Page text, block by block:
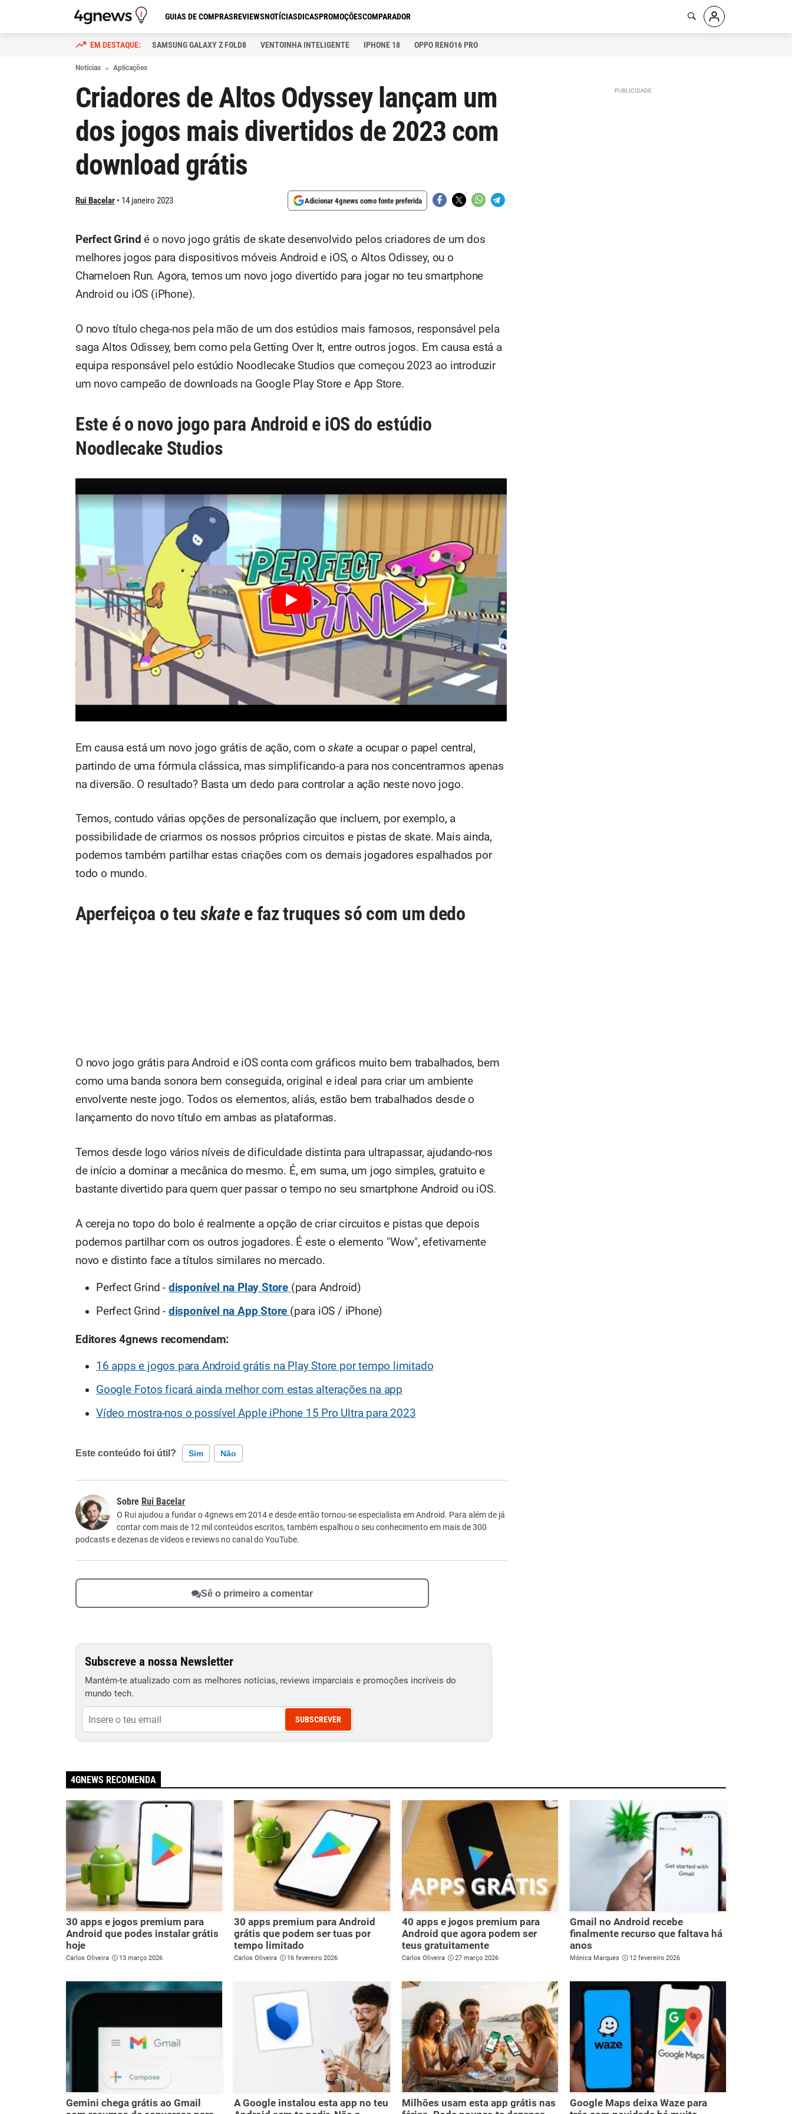
GUIAS DE COMPRASREVIEWSNOTÍCIASDICASPROMOÇÕESCOMPARADOR
SAMSUNG GALAXY Z FOLD8 VENTOINHA INTELIGENTE IPHONE 18 OPPO RENO16 PRO
Notícias Aplicações
Criadores de Altos Odyssey lançam um
dos jogos mais divertidos de 2023 com
download grátis
Rui Bacelar 14 janeiro 2023 Adicionar 4gnews como fonte preferida
Perfect Grind é o novo jogo grátis de skate desenvolvido pelos criadores de um dos
melhores jogos para dispositivos móveis Android e iOS, o Altos Odissey, ou o
Chameloen Run. Agora, temos um novo jogo divertido para jogar no teu smartphone
Android ou iOS (iPhone).
O novo título chega-nos pela mão de um dos estúdios mais famosos, responsável pela
saga Altos Odissey, bem como pela Getting Over It, entre outros jogos. Em causa está a
equipa responsável pelo estúdio Noodlecake Studios que começou 2023 ao introduzir
um novo campeão de downloads na Google Play Store e App Store.
Este é o novo jogo para Android e iOS do estúdio
Noodlecake Studios
Em causa está um novo jogo grátis de ação, com oskate a ocupar o papel central,
partindo de uma fórmula clássica, mas simplificando-a para nos concentrarmos apenas
na diversão. O resultado? Basta um dedo para controlar a ação neste novo jogo.
Temos, contudo várias opções de personalização que incluem, por exemplo, a
possibilidade de criarmos os nossos próprios circuitos e pistas de skate. Mais ainda,
podemos também partilhar estas criações com os demais jogadores espalhados por
todo o mundo.
Aperfeiçoa o teu skate e faz truques só com um dedo
O novo jogo grátis para Android e iOS conta com gráficos muito bem trabalhados, bem
como uma banda sonora bem conseguida, original e ideal para criar um ambiente
envolvente neste jogo. Todos os elementos, aliás, estão bem trabalhados desde o
lançamento do novo título em ambas as plataformas.
Temos desde logo vários níveis de dificuldade distinta para ultrapassar, ajudando-nos
de início a dominar a mecânica do mesmo. É, em suma, um jogo simples, gratuito e
bastante divertido para quem quer passar o tempo no seu smartphone Android ou iOS.
A cereja no topo do bolo é realmente a opção de criar circuitos e pistas que depois
podemos partilhar com os outros jogadores. É este o elemento "Wow", efetivamente
novo e distinto face a títulos similares no mercado.
Perfect Grind - disponível na Play Store (para Android)
Perfect Grind - disponível na App Store (para iOS / iPhone)
Editores 4gnews recomendam:
16 apps e jogos para Android grátis na Play Store por tempo limitado
Google Fotos ficará ainda melhor com estas alterações na app
Vídeo mostra-nos o possível Apple iPhone 15 Pro Ultra para 2023
Este conteúdo foi útil? Sim Não
Este conteúdo não tem a informação que procuro
Outro
Rui Bacelar
O Rui ajudou a fundar o 4gnews em 2014 e desde então tornou-se especialista em Android. Para além de já
contar com mais de 12 mil conteúdos escritos, também espalhou o seu conhecimento em mais de 300
podcasts e dezenas de vídeos e reviews no canal do YouTube.
Sê o primeiro a comentar
Subscreve a nossa Newsletter
Mantém-te atualizado com as melhores notícias, reviews imparciais e promoções incríveis do
mundo tech.
SUBSCREVER
4GNEWS RECOMENDA
30 apps e jogos premium para
Android que podes instalar grátis
hoje
Carlos Oliveira 13 março 2026
30 apps premium para Android
grátis que podem ser tuas por
tempo limitado
Carlos Oliveira 16 fevereiro 2026
40 apps e jogos premium para
Android que agora podem ser
teus gratuitamente
Carlos Oliveira 27 março 2026
Gmail no Android recebe
finalmente recurso que faltava há
anos
Mónica Marques 12 fevereiro 2026
Gemini chega grátis ao Gmail
A Google instalou esta app no teu
Milhões usam esta app grátis nas
Google Maps deixa Waze para